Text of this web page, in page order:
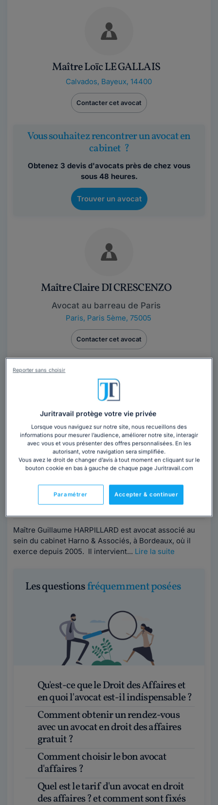
Maître Loïc LE GALLAIS
Calvados, Bayeux, 14400
Contacter cet avocat
Vous souhaitez rencontrer un avocat en
cabinet ?
Obtenez 3 devis d'avocats près de chez vous
sous 48 heures.
Trouver un avocat
Maître Claire DI CRESCENZO
Avocat au barreau de Paris
Paris, Paris 5ème, 75005
Contacter cet avocat
Maître Guillaume HARPILLARD
Avocat au barreau de Bordeaux
Gironde,Bordeaux, 33000
Contacter cet avocat
Maître Guillaume HARPILLARD est avocat associé au
sein du cabinet Harno & Associés, à Bordeaux, où il
exerce depuis 2005. Il intervient... Lire la suite
Les questionsfréquemment posées
Qu'est-ce que le Droit des Affaires et
en quoi l'avocat est-il indispensable ?
Comment obtenir un rendez-vous
avec un avocat en droit des affaires
gratuit ?
Comment choisir le bon avocat
d'affaires ?
Quel est le tarif d'un avocat en droit
des affaires ? et comment sont fixés
Juritravail protège votre vie privée
Lorsque vous naviguez sur notre site, nous recueillons des
informations pour mesurer l’audience, améliorer notre site, interagir
avec vous et vous présenter des offres personnalisées. En les
autorisant, votre navigation sera simplifiée.
Vous avez le droit de changer d’avis à tout moment en cliquant sur le
bouton cookie en bas à gauche de chaque page Juritravail.com
Accepter & continuer
Paramétrer
Reporter sans choisir